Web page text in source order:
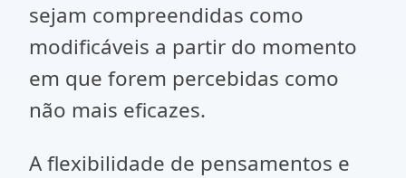
sejam compreendidas como
modificáveis a partir do momento
em que forem percebidas como
não mais eficazes.
A flexibilidade de pensamentos e